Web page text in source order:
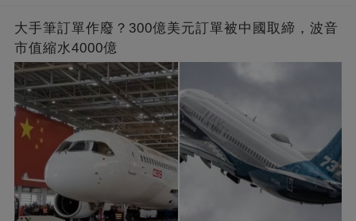
大手筆訂單作廢？300億美元訂單被中國取締，波音
市值縮水4000億